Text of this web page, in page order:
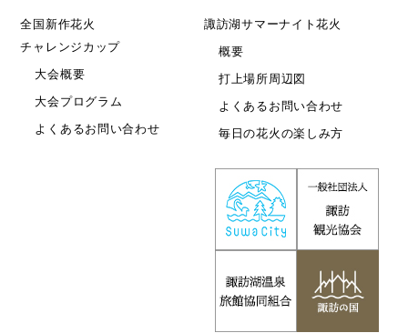
全国新作花火
チャレンジカップ
大会概要
大会プログラム
よくあるお問い合わせ
諏訪湖サマーナイト花火
概要
打上場所周辺図
よくあるお問い合わせ
毎日の花火の楽しみ方